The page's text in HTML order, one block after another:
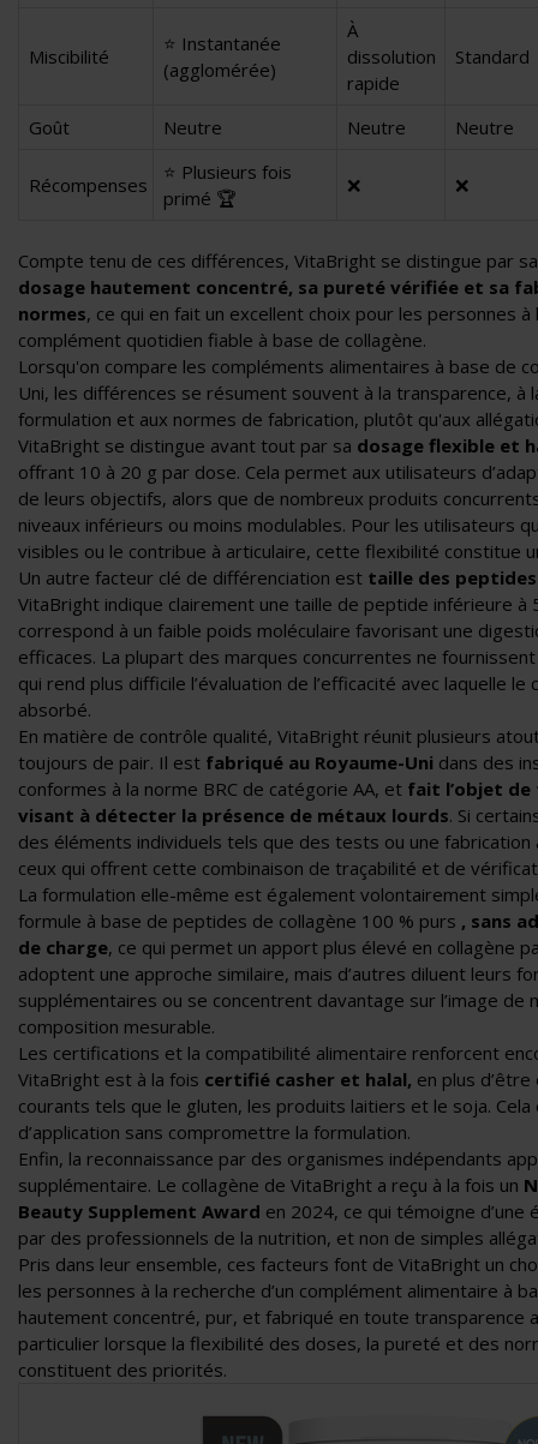
Miscibilité
⭐ Instantanée
(agglomérée)
À
dissolution
rapide
Standard
Goût Neutre Neutre Neutre
Récompenses
⭐ Plusieurs fois
primé 🏆
❌ ❌
Compte tenu de ces différences, VitaBright se distingue par
dosage hautement concentré, sa pureté vérifiée et sa
normes, ce qui en fait un excellent choix pour les personnes à
complément quotidien fiable à base de collagène.
Lorsqu'on compare les compléments alimentaires à base de
Uni, les différences se résument souvent à la transparence, à
formulation et aux normes de fabrication, plutôt qu'aux
VitaBright se distingue avant tout par sa dosage flexible et
offrant 10 à 20 g par dose. Cela permet aux utilisateurs
de leurs objectifs, alors que de nombreux produits
niveaux inférieurs ou moins modulables. Pour les utilisateurs
visibles ou le contribue à articulaire, cette flexibilité constitue
Un autre facteur clé de différenciation est taille des
VitaBright indique clairement une taille de peptide inférieure à
correspond à un faible poids moléculaire favorisant une
efficaces. La plupart des marques concurrentes ne
qui rend plus difficile l’évaluation de l’efficacité avec laquelle
absorbé.
En matière de contrôle qualité, VitaBright réunit plusieurs
toujours de pair. Il est fabriqué au Royaume-Uni dans des
conformes à la norme BRC de catégorie AA, et fait l’objet
visant à détecter la présence de métaux lourds. Si
des éléments individuels tels que des tests ou une fabrication
ceux qui offrent cette combinaison de traçabilité et de
La formulation elle-même est également volontairement
formule à base de peptides de collagène 100 % purs , sans
de charge, ce qui permet un apport plus élevé en collagène
adoptent une approche similaire, mais d’autres diluent leurs
supplémentaires ou se concentrent davantage sur l’image de
composition mesurable.
Les certifications et la compatibilité alimentaire renforcent
VitaBright est à la fois certifié casher et halal, en plus
courants tels que le gluten, les produits laitiers et le soja. Cela
d’application sans compromettre la formulation.
Enfin, la reconnaissance par des organismes indépendants
supplémentaire. Le collagène de VitaBright a reçu à la fois un
Beauty Supplement Award en 2024, ce qui témoigne d’une
par des professionnels de la nutrition, et non de simples
Pris dans leur ensemble, ces facteurs font de VitaBright un
les personnes à la recherche d’un complément alimentaire à
hautement concentré, pur, et fabriqué en toute transparence
particulier lorsque la flexibilité des doses, la pureté et des
constituent des priorités.